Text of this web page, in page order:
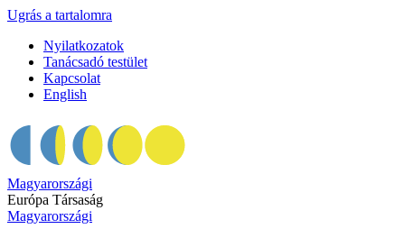
Ugrás a tartalomra
Nyilatkozatok
Tanácsadó testület
Kapcsolat
English
Magyarországi
Európa Társaság
Magyarországi